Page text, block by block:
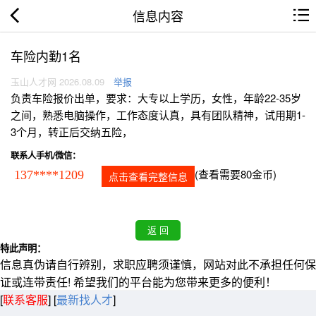
信息内容
车险内勤1名
玉山人才网 2026.08.09 举报
负责车险报价出单，要求：大专以上学历，女性，年龄22-35岁
之间，熟悉电脑操作，工作态度认真，具有团队精神，试用期1-
3个月，转正后交纳五险，
联系人手机/微信：
137****1209 点击查看完整信息 (查看需要80金币)
特此声明：
信息真伪请自行辨别，求职应聘须谨慎，网站对此不承担任何保
证或连带责任! 希望我们的平台能为您带来更多的便利！
[联系客服] [最新找人才]